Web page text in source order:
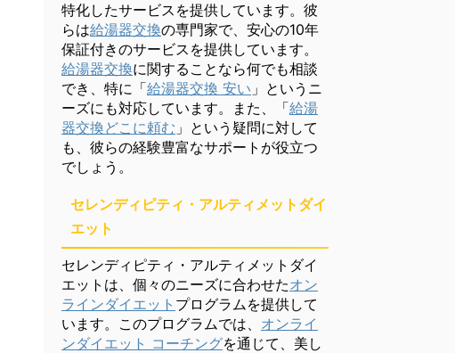
特化したサービスを提供しています。彼
らは給湯器交換の専門家で、安心の10年
保証付きのサービスを提供しています。
給湯器交換に関することなら何でも相談
でき、特に「給湯器交換 安い 」というニ
ーズにも対応しています。また、「給湯
器交換どこに頼む 」という疑問に対して
も、彼らの経験豊富なサポートが役立つ
でしょう。
セレンディピティ・アルティメットダイ
エット
セレンディピティ・アルティメットダイ
エットは、個々のニーズに合わせたオン
ラインダイエット プログラムを提供して
います。このプログラムでは、 オンライ
ンダイエット コーチングを通じて、美し